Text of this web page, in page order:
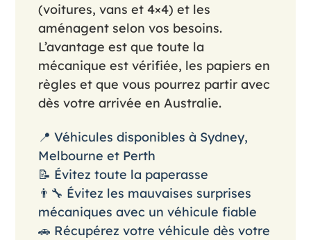
(voitures, vans et 4×4) et les
aménagent selon vos besoins.
L’avantage est que toute la
mécanique est vérifiée, les papiers en
règles et que vous pourrez partir avec
dès votre arrivée en Australie.
📍 Véhicules disponibles à Sydney,
Melbourne et Perth
📝 Évitez toute la paperasse
👨‍🔧 Évitez les mauvaises surprises
mécaniques avec un véhicule fiable
🚗 Récupérez votre véhicule dès votre